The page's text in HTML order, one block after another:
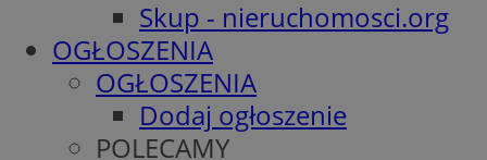
Skup - nieruchomosci.org
OGŁOSZENIA
OGŁOSZENIA
Dodaj ogłoszenie
POLECAMY